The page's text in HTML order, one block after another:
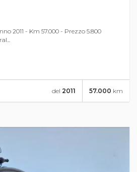
2011 - Km 57.000 - Prezzo 5.800
57.000 km
del 2011